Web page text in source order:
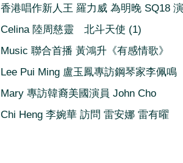
香港唱作新人王 羅力威 為明晚 SQ18
Celina 陸周慈靈 北斗天使 (1)
Music 聯合首播 黃鴻升《有感情歌》
Lee Pui Ming 盧玉鳳專訪鋼琴家李佩鳴
Mary 專訪韓裔美國演員 John Cho
Chi Heng 李婉華 訪問 雷安娜 雷有曜